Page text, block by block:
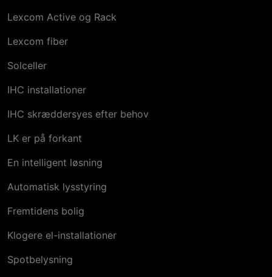
Lexcom Active og Rack
Lexcom fiber
Solceller
IHC installationer
IHC skræddersyes efter behov
LK er på forkant
En intelligent løsning
Automatisk lysstyring
Fremtidens bolig
Klogere el-installationer
Spotbelysning